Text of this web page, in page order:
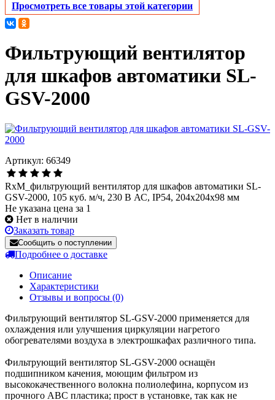
Просмотреть все товары этой категории
Фильтрующий вентилятор
для шкафов автоматики SL-
GSV-2000
Артикул: 66349
RxM_фильтрующий вентилятор для шкафов автоматики SL-
GSV-2000, 105 куб. м/ч, 230 В АС, IP54, 204x204x98 мм
Не указана цена за 1
Нет в наличии
Заказать товар
Сообщить о поступлении
Подробнее о доставке
Описание
Характеристики
Отзывы и вопросы (0)
Фильтрующий вентилятор SL-GSV-2000 применяется для
охлаждения или улучшения циркуляции нагретого
обогревателями воздуха в электрошкафах различного типа.
Фильтрующий вентилятор SL-GSV-2000 оснащён
подшипником качения, моющим фильтром из
высококачественного волокна полиолефина, корпусом из
прочного ABC пластика; прост в установке, так как не